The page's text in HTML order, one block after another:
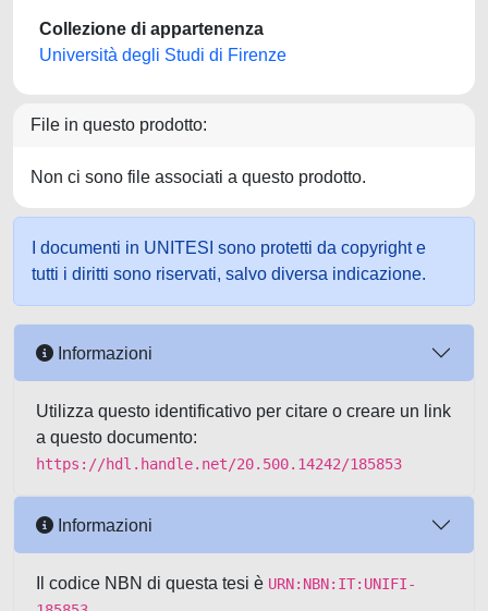
Collezione di appartenenza
Università degli Studi di Firenze
File in questo prodotto:
Non ci sono file associati a questo prodotto.
I documenti in UNITESI sono protetti da copyright e
tutti i diritti sono riservati, salvo diversa indicazione.
Informazioni
Utilizza questo identificativo per citare o creare un link
a questo documento:
https://hdl.handle.net/20.500.14242/185853
Informazioni
Il codice NBN di questa tesi è URN:NBN:IT:UNIFI-